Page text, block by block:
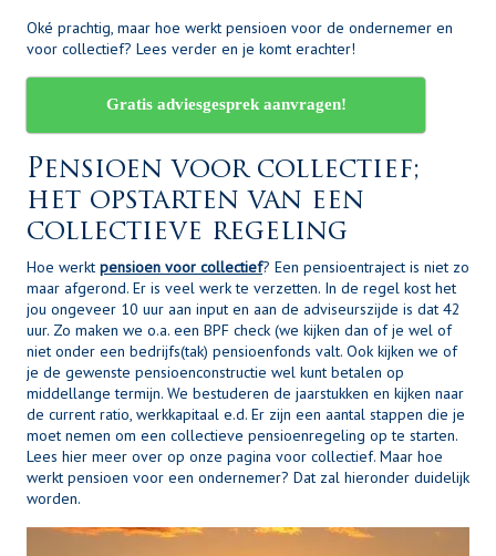
Oké prachtig, maar hoe werkt pensioen voor de ondernemer en
voor collectief? Lees verder en je komt erachter!
Gratis adviesgesprek aanvragen!
Pensioen voor collectief;
het opstarten van een
collectieve regeling
Hoe werkt pensioen voor collectief? Een pensioentraject is niet zo
maar afgerond. Er is veel werk te verzetten. In de regel kost het
jou ongeveer 10 uur aan input en aan de adviseurszijde is dat 42
uur. Zo maken we o.a. een BPF check (we kijken dan of je wel of
niet onder een bedrijfs(tak) pensioenfonds valt. Ook kijken we of
je de gewenste pensioenconstructie wel kunt betalen op
middellange termijn. We bestuderen de jaarstukken en kijken naar
de current ratio, werkkapitaal e.d. Er zijn een aantal stappen die je
moet nemen om een collectieve pensioenregeling op te starten.
Lees hier meer over op onze pagina voor collectief. Maar hoe
werkt pensioen voor een ondernemer? Dat zal hieronder duidelijk
worden.